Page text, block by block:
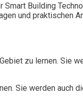
Building
und praktischen
zu lernen. Sie
Sie werden auch